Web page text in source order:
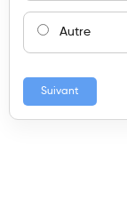
Autre
Suivant